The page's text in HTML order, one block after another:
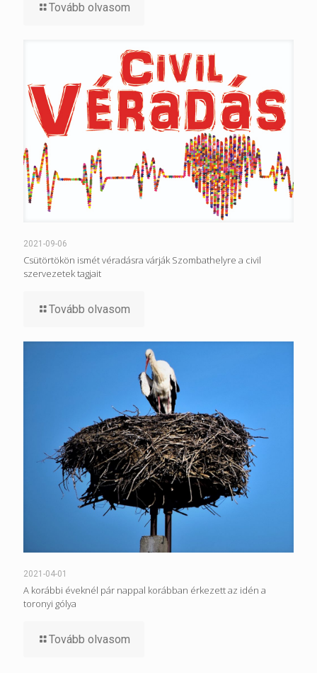
Tovább olvasom
2021-09-06
Csütörtökön ismét véradásra várják Szombathelyre a civil
szervezetek tagjait
Tovább olvasom
2021-04-01
A korábbi éveknél pár nappal korábban érkezett az idén a
toronyi gólya
Tovább olvasom